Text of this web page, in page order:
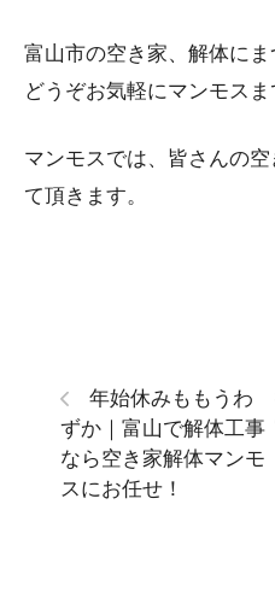
富山市の空き家、解体に
どうぞお気軽にマンモス
マンモスでは、皆さんの
て頂きます。
年始休みももうわ
ずか｜富山で解体工事
なら空き家解体マンモ
スにお任せ！